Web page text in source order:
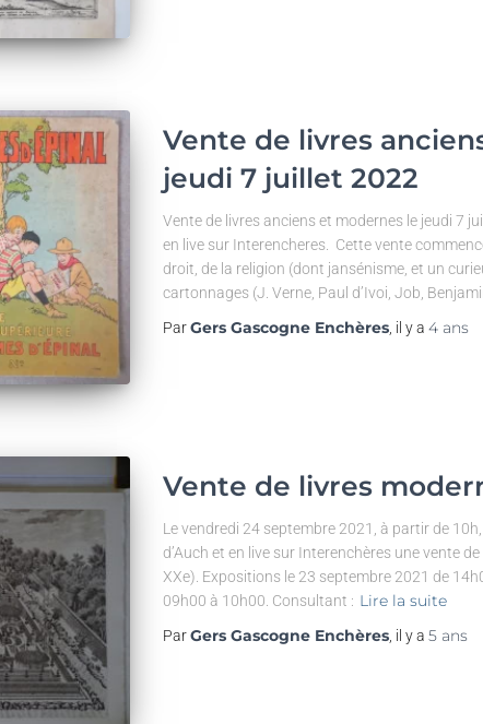
Vente de livres
jeudi 7 juillet 2022
Vente de livres anciens et modernes le jeudi 7
en live sur Interencheres. Cette vente
droit, de la religion (dont jansénisme, et un
cartonnages (J. Verne, Paul d’Ivoi, Job,
ParGers Gascogne Enchères, il y a 4 ans
Vente de livres
Le vendredi 24 septembre 2021, à partir de
d’Auch et en live sur Interenchères une vente
XXe). Expositions le 23 septembre 2021 de
09h00 à 10h00. Consultant : Lire la suite
ParGers Gascogne Enchères, il y a 5 ans